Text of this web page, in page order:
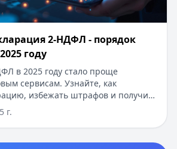
2-НДФЛ - порядок
году
в 2025 году стало проще
сервисам. Узнайте, как
избежать штрафов и получить
средства на цели, рассмотрите
на первый займ, мгновенным
справок. Оформите заявку онлайн
поступят на карту сразу после
г.